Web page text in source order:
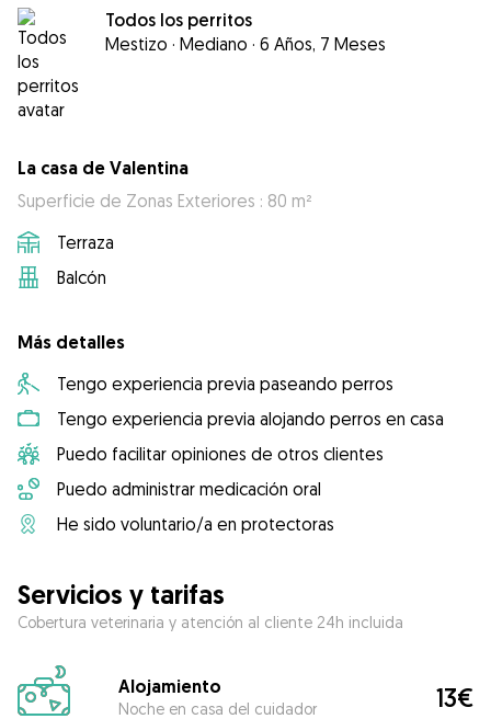
Todos los perritos
Mestizo · Mediano · 6 Años, 7 Meses
La casa de Valentina
Superficie de Zonas Exteriores : 80 m²
Terraza
Balcón
Más detalles
Tengo experiencia previa paseando perros
Tengo experiencia previa alojando perros en casa
Puedo facilitar opiniones de otros clientes
Puedo administrar medicación oral
He sido voluntario/a en protectoras
Servicios y tarifas
Cobertura veterinaria y atención al cliente 24h incluida
Alojamiento
Noche en casa del cuidador 13€